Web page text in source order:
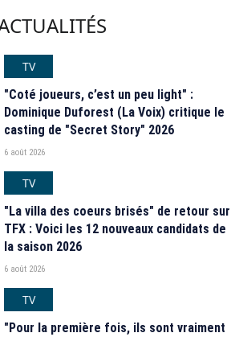
TV
"Coté joueurs, c’est un peu light" :
Dominique Duforest (La Voix) critique le
casting de "Secret Story" 2026
6 août 2026
TV
"La villa des coeurs brisés" de retour sur
TFX : Voici les 12 nouveaux candidats de
la saison 2026
6 août 2026
TV
"Pour la première fois, ils sont vraiment